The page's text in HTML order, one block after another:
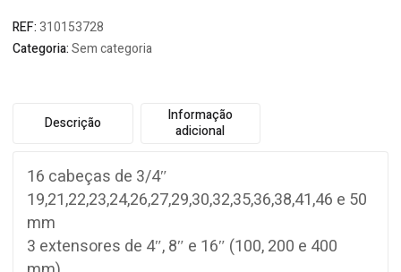
REF:310153728
Categoria:Sem categoria
Descrição
Informação
adicional
16 cabeças de 3/4″
19,21,22,23,24,26,27,29,30,32,35,36,38,41,46 e 50
mm
3 extensores de 4″, 8″ e 16″ (100, 200 e 400